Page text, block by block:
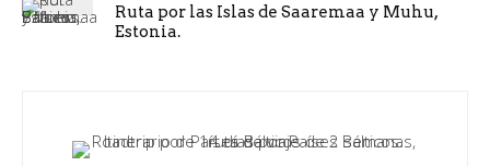
Ruta por las Islas de Saaremaa y Muhu,
Estonia.